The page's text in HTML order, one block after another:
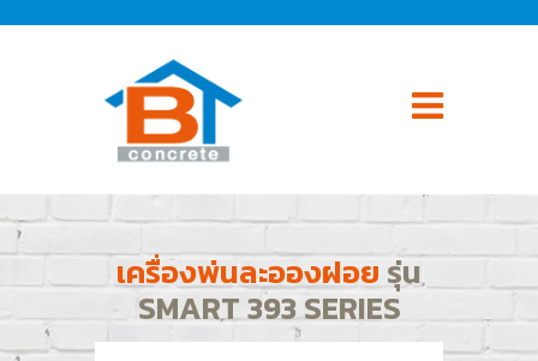
เครื่องพ่นละอองฝอย รุ่น
SMART 393 SERIES